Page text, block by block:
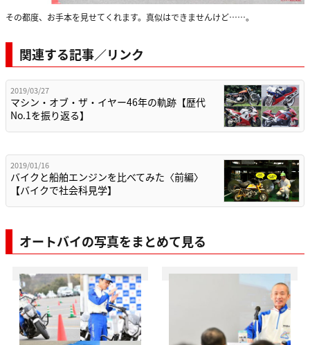
その都度、お手本を見せてくれます。真似はできませんけど……。
関連する記事／リンク
2019/03/27
マシン・オブ・ザ・イヤー46年の軌跡【歴代
No.1を振り返る】
2019/01/16
バイクと船舶エンジンを比べてみた〈前編〉
【バイクで社会科見学】
オートバイの写真をまとめて見る